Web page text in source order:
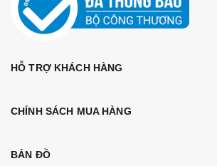
HỖ TRỢ KHÁCH HÀNG
CHÍNH SÁCH MUA HÀNG
BẢN ĐỒ